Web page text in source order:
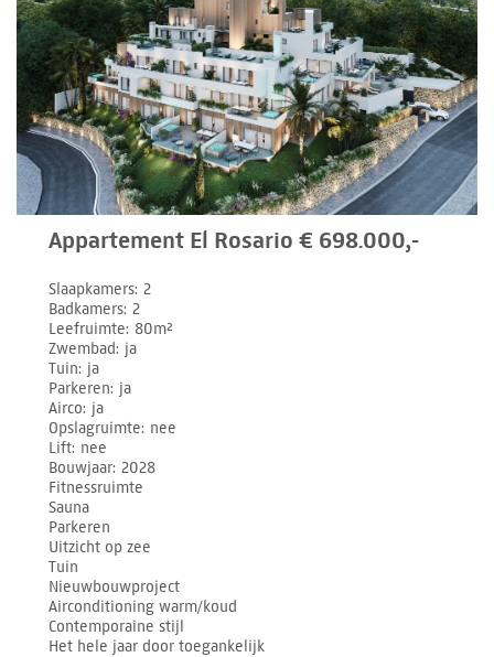
Appartement El Rosario € 698.000,-
Slaapkamers 2
Badkamers 2
Leefruimte 80m²
Zwembad ja
Tuin ja
Parkeren ja
Airco ja
Opslagruimte nee
Lift nee
Bouwjaar 2028
Fitnessruimte
Sauna
Parkeren
Uitzicht op zee
Tuin
Nieuwbouwproject
Airconditioning warm/koud
Contemporaine stijl
Het hele jaar door toegankelijk